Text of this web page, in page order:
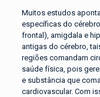
Muitos estudos
específicas do
frontal), amigdala e
antigas do cérebro,
regiões comandam
saúde física, pois
e substância que
cardiovascular. Com